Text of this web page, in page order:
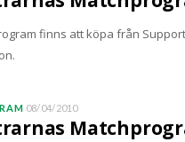
finns att köpa från
08/04/2010